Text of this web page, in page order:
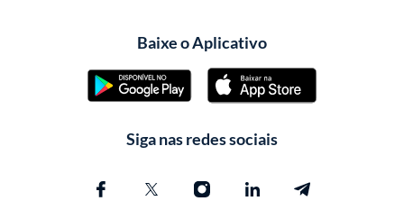
Baixe o Aplicativo
Siga nas redes sociais